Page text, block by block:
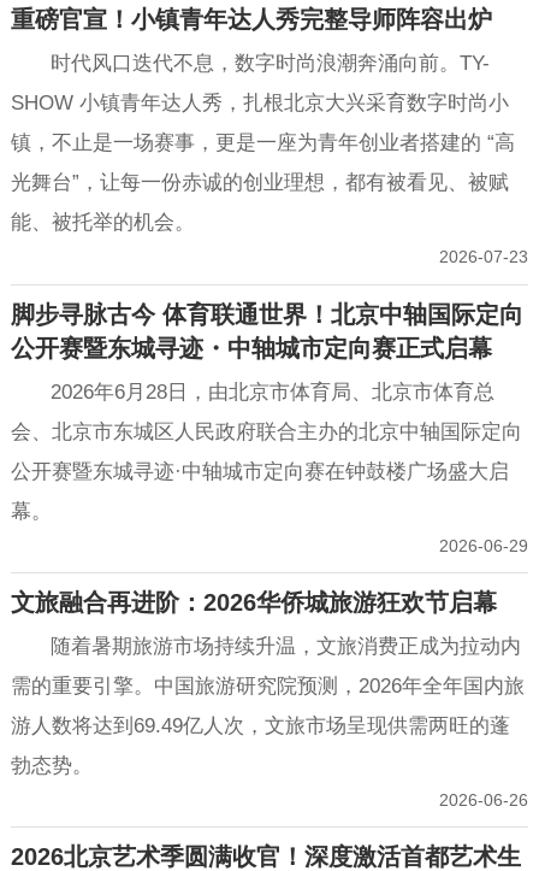
重磅官宣！小镇青年达人秀完整导师阵容出炉
时代风口迭代不息，数字时尚浪潮奔涌向前。TY-
SHOW 小镇青年达人秀，扎根北京大兴采育数字时尚小
镇，不止是一场赛事，更是一座为青年创业者搭建的 “高
光舞台”，让每一份赤诚的创业理想，都有被看见、被赋
能、被托举的机会。
2026-07-23
脚步寻脉古今 体育联通世界！北京中轴国际定向
公开赛暨东城寻迹・中轴城市定向赛正式启幕
2026年6月28日，由北京市体育局、北京市体育总
会、北京市东城区人民政府联合主办的北京中轴国际定向
公开赛暨东城寻迹·中轴城市定向赛在钟鼓楼广场盛大启
幕。
2026-06-29
文旅融合再进阶：2026华侨城旅游狂欢节启幕
随着暑期旅游市场持续升温，文旅消费正成为拉动内
需的重要引擎。中国旅游研究院预测，2026年全年国内旅
游人数将达到69.49亿人次，文旅市场呈现供需两旺的蓬
勃态势。
2026-06-26
2026北京艺术季圆满收官！深度激活首都艺术生